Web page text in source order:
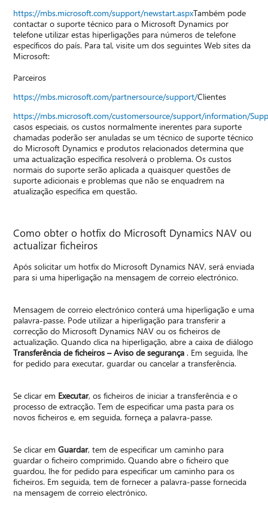
https://mbs.microsoft.com/support/newstart.aspxTambém pode
contactar o suporte técnico para o Microsoft Dynamics por
telefone utilizar estas hiperligações para números de telefone
específicos do país. Para tal, visite um dos seguintes Web sites da
Microsoft:
Parceiros
https://mbs.microsoft.com/partnersource/support/Clientes
https://mbs.microsoft.com/customersource/support/information/
casos especiais, os custos normalmente inerentes para suporte
chamadas poderão ser anuladas se um técnico de suporte técnico
do Microsoft Dynamics e produtos relacionados determina que
uma actualização específica resolverá o problema. Os custos
normais do suporte serão aplicada a quaisquer questões de
suporte adicionais e problemas que não se enquadrem na
atualização específica em questão.
Como obter o hotfix do Microsoft Dynamics NAV ou
actualizar ficheiros
Após solicitar um hotfix do Microsoft Dynamics NAV, será enviada
para si uma hiperligação na mensagem de correio electrónico.
Mensagem de correio electrónico conterá uma hiperligação e uma
palavra-passe. Pode utilizar a hiperligação para transferir a
correcção do Microsoft Dynamics NAV ou os ficheiros de
actualização. Quando clica na hiperligação, abre a caixa de diálogo
Transferência de ficheiros – Aviso de segurança . Em seguida, lhe
for pedido para executar, guardar ou cancelar a transferência.
Se clicar em Executar, os ficheiros de iniciar a transferência e o
processo de extracção. Tem de especificar uma pasta para os
novos ficheiros e, em seguida, forneça a palavra-passe.
Se clicar emGuardar, tem de especificar um caminho para
guardar o ficheiro comprimido. Quando abre o ficheiro que
guardou, lhe for pedido para especificar um caminho para os
ficheiros. Em seguida, tem de fornecer a palavra-passe fornecida
na mensagem de correio electrónico.